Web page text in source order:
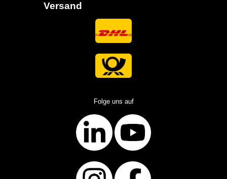
Versand
Folge uns auf